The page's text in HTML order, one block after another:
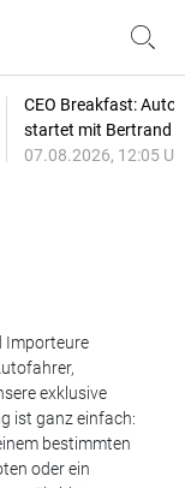
CEO Breakfast:
startet mit Bertrand
07.08.2026, 12:05
Importeure
exklusive
ist ganz einfach:
bestimmten
oder ein